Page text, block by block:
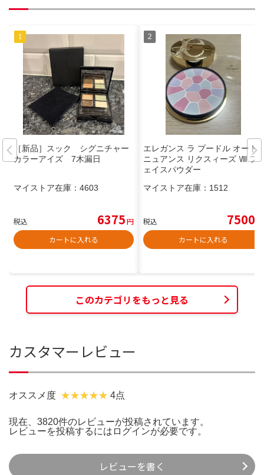
［新品］スック シグニチャー
カラーアイズ 7木漏日
マイストア在庫： 4603
税込 6375円
カートに入れる
エレガンス ラ プードル オート
ニュアンス リクスィーズ Ⅷ フ
ェイスパウダー
マイストア在庫： 1512
税込 7500
カートに入れる
このカテゴリをもっと見る
カスタマーレビュー
オススメ度 4点
現在、3820件のレビューが投稿されています。
レビューを投稿するには ログインが必要です。
レビューを書く